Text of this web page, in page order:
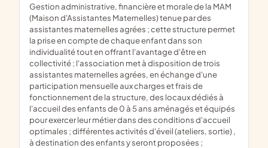
gestion administrative, financière et morale de la MAM
(Maison d'Assistantes Maternelles) tenue par des
assistantes maternelles agrées ; cette structure permet
la prise en compte de chaque enfant dans son
individualité tout en offrant l'avantage d'être en
collectivité ; l'association met à disposition de trois
assistantes maternelles agrées, en échange d'une
participation mensuelle aux charges et frais de
fonctionnement de la structure, des locaux dédiés à
l'accueil des enfants de 0 à 5 ans aménagés et équipés
pour exercer leur métier dans des conditions d'accueil
optimales ; différentes activités d'éveil (ateliers, sortie) ,
à destination des enfants y seront proposées ;